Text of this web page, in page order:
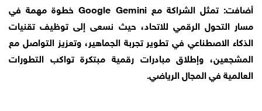
أضافت: تمثل الشراكة مع Google Gemini خطوة مهمة في
مسار التحول الرقمي للاتحاد، حيث نسعى إلى توظيف تقنيات
الذكاء الاصطناعي في تطوير تجربة الجماهير، وتعزيز التواصل مع
المشجعين، وإطلاق مبادرات رقمية مبتكرة تواكب التطورات
العالمية في المجال الرياضي.